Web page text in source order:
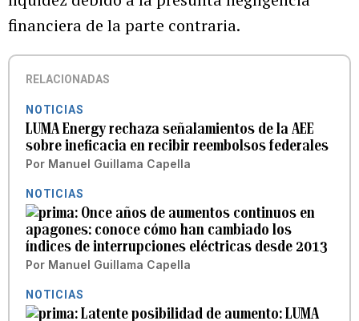
financiera de la parte contraria.
RELACIONADAS
NOTICIAS
LUMA Energy rechaza señalamientos de la AEE
sobre ineficacia en recibir reembolsos federales
Por Manuel Guillama Capella
NOTICIAS
Once años de aumentos continuos en
apagones: conoce cómo han cambiado los
índices de interrupciones eléctricas desde 2013
Por Manuel Guillama Capella
NOTICIAS
Latente posibilidad de aumento: LUMA